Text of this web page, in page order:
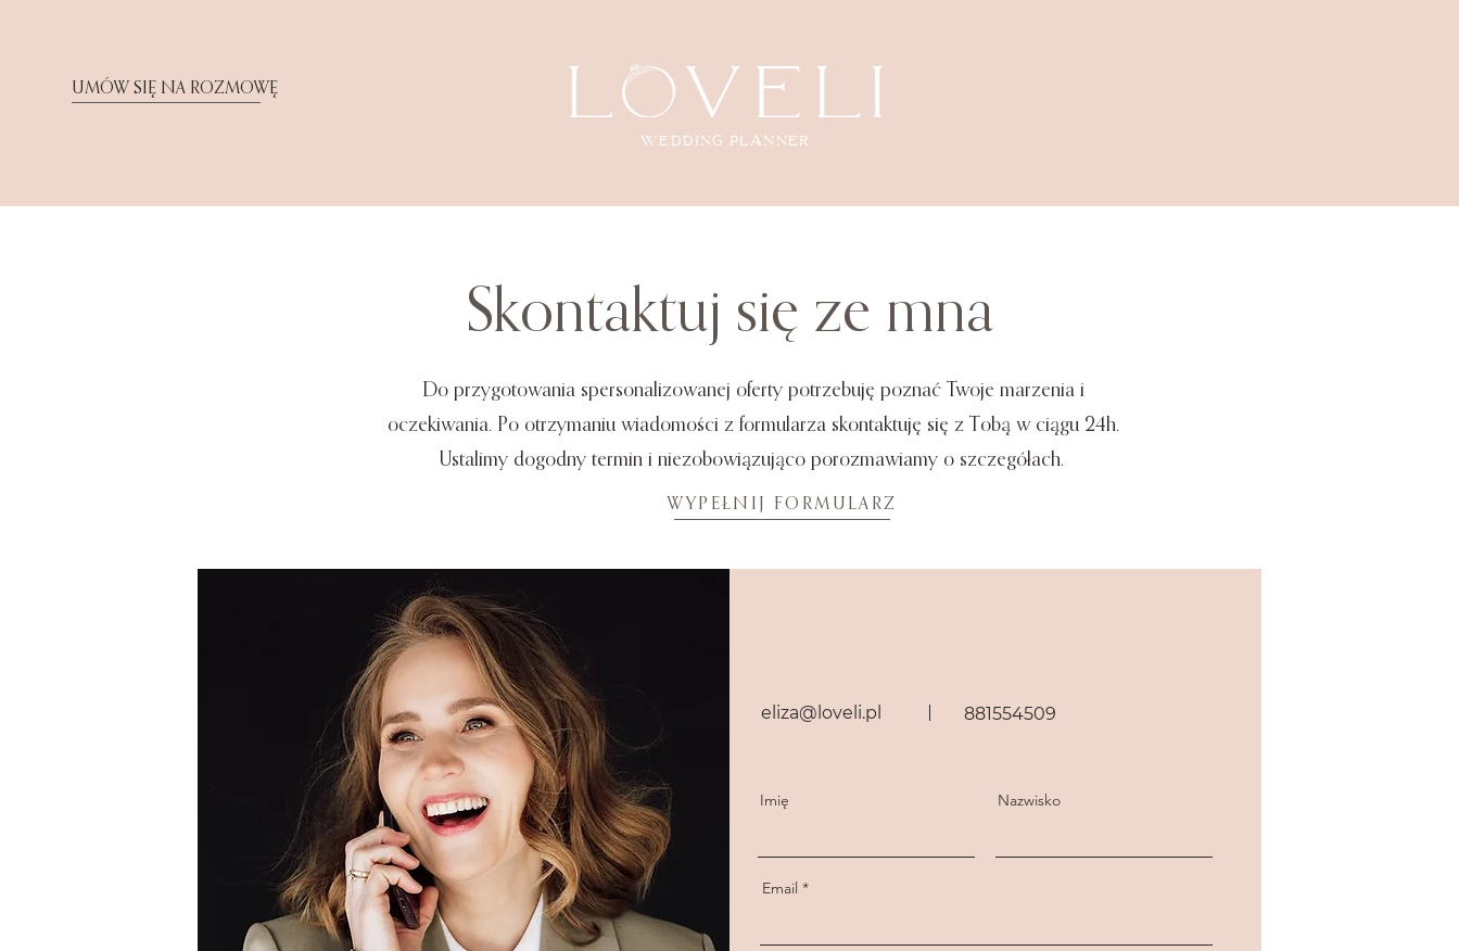
UMÓW SIĘ NA ROZMOWĘ
wedding planner
Skontaktuj się ze mna
Do przygotowania spersonalizowanej oferty potrzebuję poznać Twoje marzenia i
oczekiwania. Po otrzymaniu wiadomości z formularza skontaktuję się z Tobą w ciągu 24h.
Ustalimy dogodny termin i niezobowiązująco porozmawiamy o szczegółach.
WYPEŁNIJ FORMULARZ
eliza@loveli.pl 881554509
Imię Nazwisko
Email